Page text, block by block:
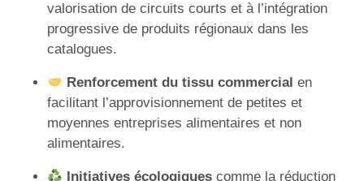
valorisation de circuits courts et à l’intégration
progressive de produits régionaux dans les
catalogues.
Renforcement du tissu commercial en
facilitant l’approvisionnement de petites et
moyennes entreprises alimentaires et non
alimentaires.
Initiatives écologiques comme la réduction